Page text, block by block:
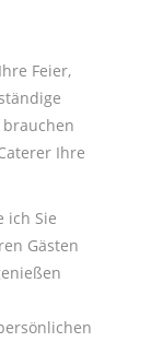
Feier,
brauchen
Ihre
ich Sie
Gästen